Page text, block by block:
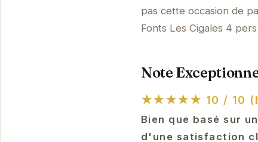
pas cette occasion de
Fonts Les Cigales 4
Note
★★★★★ 10 / 10
Bien que basé sur
d'une satisfaction